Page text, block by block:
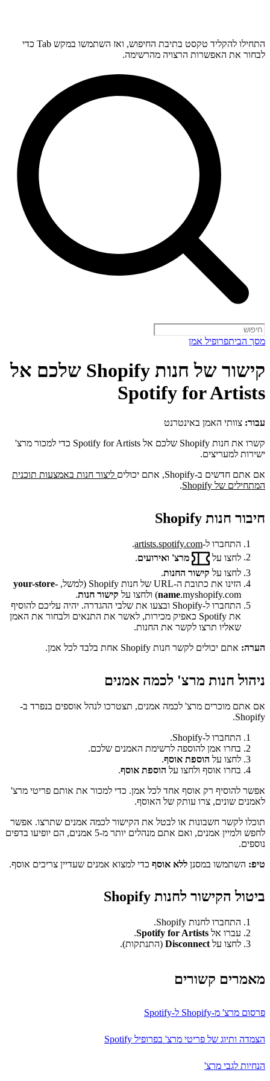
התחילו להקליד טקסט בתיבת החיפוש, ואז השתמשו במקש Tab כדי
לבחור את האפשרות הרצויה מהרשימה.
מסך הביתפרופיל אמן
קישור של חנות Shopify שלכם אל
Spotify for Artists
עבור: צוותי האמן באינטרנט
קשרו את חנות Shopify שלכם אל Spotify for Artists כדי למכור מרצ'
ישירות למעריצים.
אם אתם חדשים ב-Shopify, אתם יכולים
ליצור חנות באמצעות תוכנית
המתחילים של Shopify
.
חיבור חנות Shopify
התחברו ל-artists.spotify.com
.
לחצו על
מרצ' ואירועים
לחצו על קישור החנות.
הזינו את כתובת ה-URL של חנות Shopify (למשל,
your-store-
name.myshopify.com) ולחצו על קישור חנות.
התחברו ל-Shopify ובצעו את שלבי ההגדרה. יהיה עליכם להוסיף
את Spotify כאפיק מכירות, לאשר את התנאים ולבחור את האמן
שאליו תרצו לקשר את החנות.
הערה: אתם יכולים לקשר חנות Shopify אחת בלבד לכל אמן.
ניהול חנות מרצ' לכמה אמנים
אם אתם מוכרים מרצ' לכמה אמנים, תצטרכו לנהל אוספים בנפרד ב-
Shopify.
התחברו ל-Shopify.
בחרו אמן להוספה לרשימת האמנים שלכם.
לחצו על הוספת אוסף.
בחרו אוסף ולחצו על הוספת אוסף.
אפשר להוסיף רק אוסף אחד לכל אמן. כדי למכור את אותם פריטי מרצ'
לאמנים שונים, צרו עותק של האוסף.
תוכלו לקשר חשבונות או לבטל את הקישור לכמה אמנים שתרצו. אפשר
לחפש ולמיין אמנים, ואם אתם מנהלים יותר מ-5 אמנים, הם יופיעו בדפים
נוספים.
טיפ: השתמשו במסנן ללא אוסף כדי למצוא אמנים שעדיין צריכים אוסף.
ביטול הקישור לחנות Shopify
התחברו לחנות Shopify.
עברו אל Spotify for Artists
.
לחצו על Disconnect (התנתקות).
מאמרים קשורים
פרסום מרצ' מ-Shopify ל-Spotify
הצמדה ותיוג של פריטי מרצ' בפרופיל Spotify
הנחיות לגבי מרצ'